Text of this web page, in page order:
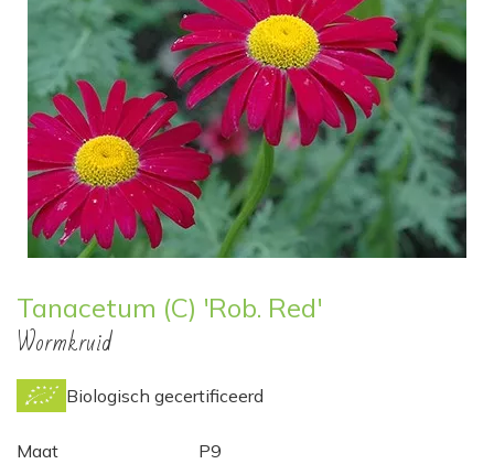
Tanacetum (C) 'Rob. Red'
Wormkruid
Biologisch gecertificeerd
Maat
P9